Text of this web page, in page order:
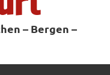
– Bergen –